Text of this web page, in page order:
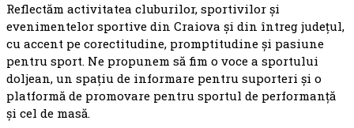
Reflectăm activitatea cluburilor, sportivilor și
evenimentelor sportive din Craiova și din întreg județul,
cu accent pe corectitudine, promptitudine și pasiune
pentru sport. Ne propunem să fim o voce a sportului
doljean, un spațiu de informare pentru suporteri și o
platformă de promovare pentru sportul de performanță
și cel de masă.